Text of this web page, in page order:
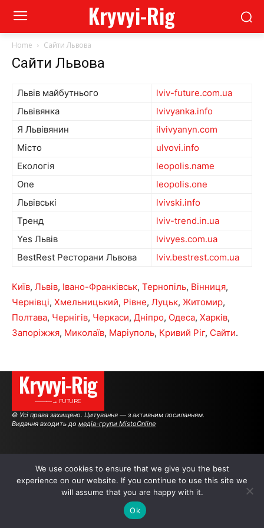
Kryvyi-Rig
Home Сайти Львова
Сайти Львова
Львів майбутнього
lviv-future.com.ua
Львівянка
lvivyanka.info
Я Львівянин
ilvivyanyn.com
Місто
ulvovi.info
Екологія
leopolis.name
One
leopolis.one
Львівські
lvivski.info
Тренд
lviv-trend.in.ua
Yes Львів
lvivyes.com.ua
BestRest Ресторани Львова
lviv.bestrest.com.ua
Київ, Львів, Івано-Франківськ, Тернопіль, Вінниця,
Чернівці, Хмельницький, Рівне, Луцьк, Житомир,
Полтава, Чернігів, Черкаси, Дніпро, Одеса, Харків,
Запоріжжя, Миколаїв, Маріуполь, Кривий Ріг, Сайти.
Kryvyi-Rig
———→ FUTURE
© Усі права захищено. Цитування — з активним посиланням.
Видання входить до медіа-групи MistoOnline
We use cookies to ensure that we give you the best
experience on our website. If you continue to use this site we
will assume that you are happy with it.
Ok